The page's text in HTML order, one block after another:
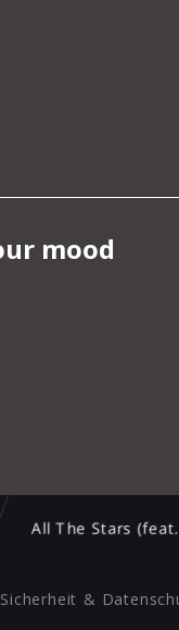
All The Stars
Sicherheit &